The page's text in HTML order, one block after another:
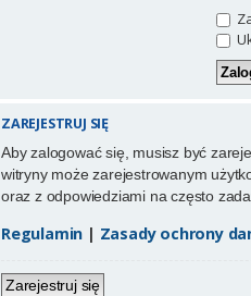
ZAREJESTRUJ SIĘ
Aby zalogować się, musisz być
witryny może zarejestrowanym
oraz z odpowiedziami na często
Regulamin | Zasady ochrony
Zarejestruj się